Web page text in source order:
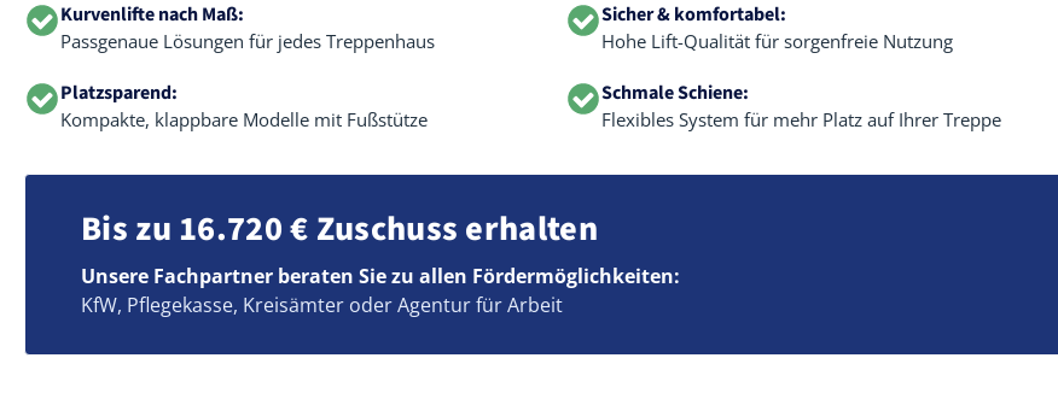
Kurvenlifte nach Maß:
Passgenaue Lösungen für jedes Treppenhaus
Sicher & komfortabel:
Hohe Lift-Qualität für sorgenfreie Nutzung
Platzsparend:
Kompakte, klappbare Modelle mit Fußstütze
Schmale Schiene:
Flexibles System für mehr Platz auf Ihrer Treppe
Bis zu 16.720 € Zuschuss erhalten
Unsere Fachpartner beraten Sie zu allen Fördermöglichkeiten:
KfW, Pflegekasse, Kreisämter oder Agentur für Arbeit